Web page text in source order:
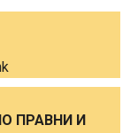
ПРАВНИ И